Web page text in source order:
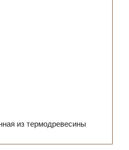
из термодревесины